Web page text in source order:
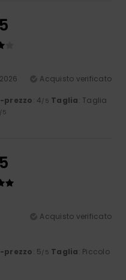
Acquisto verificato
prezzo: 4/5 Taglia: Taglia
/5
Acquisto verificato
prezzo: 5/5 Taglia: Piccolo